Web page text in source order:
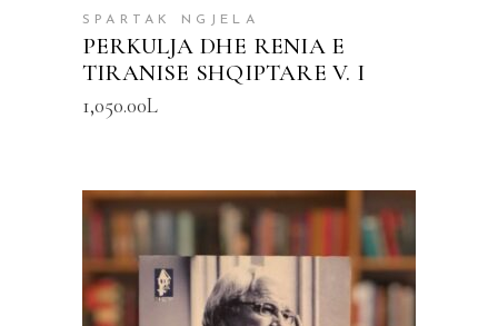
SPARTAK NGJELA
PERKULJA DHE RENIA E
TIRANISE SHQIPTARE V. I
1,050.00L